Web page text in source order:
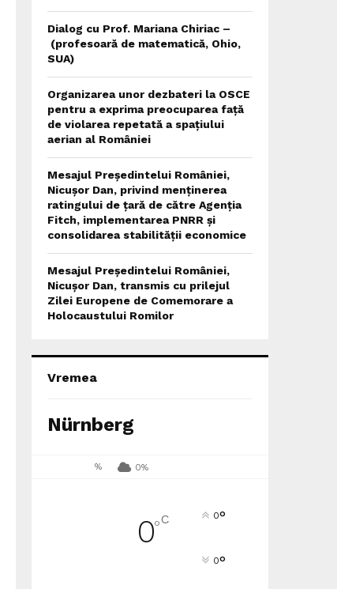
Dialog cu Prof. Mariana Chiriac –
(profesoară de matematică, Ohio,
SUA)
Organizarea unor dezbateri la OSCE
pentru a exprima preocuparea față
de violarea repetată a spațiului
aerian al României
Mesajul Președintelui României,
Nicușor Dan, privind menținerea
ratingului de țară de către Agenția
Fitch, implementarea PNRR și
consolidarea stabilității economice
Mesajul Președintelui României,
Nicușor Dan, transmis cu prilejul
Zilei Europene de Comemorare a
Holocaustului Romilor
Vremea
Nürnberg
% 0%
0°C 0°
0°